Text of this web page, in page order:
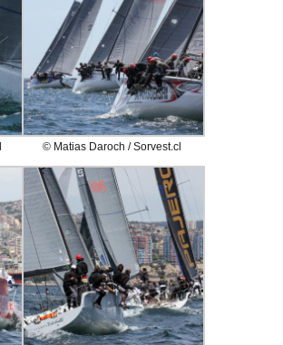
© Matias Daroch / Sorvest.cl